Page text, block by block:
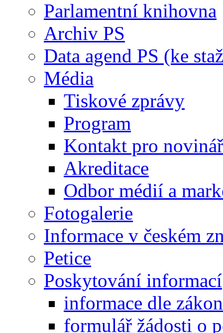
Parlamentní knihovna
Archiv PS
Data agend PS (ke
Média
Tiskové zprávy
Program
Kontakt pro
Akreditace
Odbor médií a
Fotogalerie
Informace v českém
Petice
Poskytování informací
informace dle
formulář žádosti o